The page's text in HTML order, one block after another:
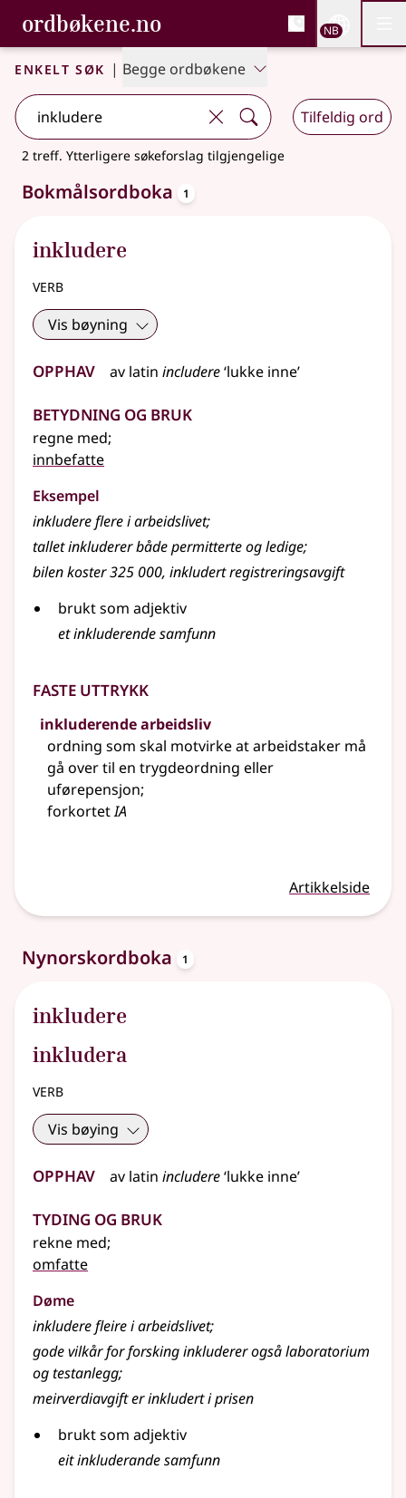
Gå til hovedinnhold
Tilgjengelighet
ordbøkene.no, Bokmålsordboka og
Bokmålsordboka og Nynorskordboka
NB
Enkelt søk | Begge ordbøkene
Tilfeldig ord
2 treff. Ytterligere søkeforslag tilgjengelige
Bokmålsordboka 1
inkludere
verb
Vis bøyning
Opphav av latin includere‘lukke inne’
Betydning og bruk
regne med;
innbefatte
Eksempel
inkludere flere i arbeidslivet;
tallet inkluderer både permitterte og ledige;
bilen koster 325 000, inkludert registreringsavgift
brukt som adjektiv
et inkluderende samfunn
Faste uttrykk
inkluderende arbeidsliv
ordning som skal motvirke at arbeidstaker må
gå over til en trygdeordning eller
uførepensjon;
forkortetIA
Artikkelside
Nynorskordboka 1
inkludere
inkludera
verb
Vis bøying
Opphav av latin includere‘lukke inne’
Tyding og bruk
rekne med;
omfatte
Døme
inkludere fleire i arbeidslivet;
gode vilkår for forsking inkluderer også laboratorium
og testanlegg;
meirverdiavgift er inkludert i prisen
brukt som adjektiv
eit inkluderande samfunn